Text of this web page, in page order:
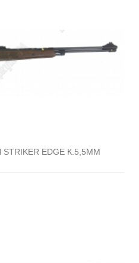
EDGE К.5,5ММ